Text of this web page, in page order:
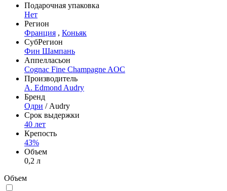
Подарочная упаковка
Нет
Регион
Франция , Коньяк
СубРегион
Фин Шампань
Аппелласьон
Cognac Fine Champagne AOC
Производитель
A. Edmond Audry
Бренд
Одри / Audry
Срок выдержки
40 лет
Крепость
43%
Объем
0,2 л
Объем